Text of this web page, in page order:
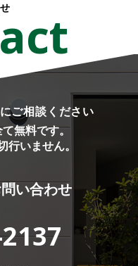
ご相談ください
無料です。
いません。
い合わせ